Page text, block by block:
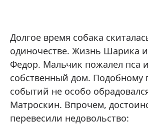
Долгое время собака
одиночестве. Жизнь Шарика
Федор. Мальчик пожалел пса
собственный дом. Подобному
событий не особо
Матроскин. Впрочем,
перевесили недовольство: